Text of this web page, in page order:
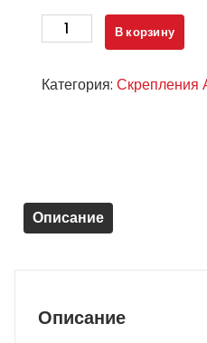
Количество
товара
АРС-04.04.001-
В корзину
Категория: Скрепления
Описание
Описание